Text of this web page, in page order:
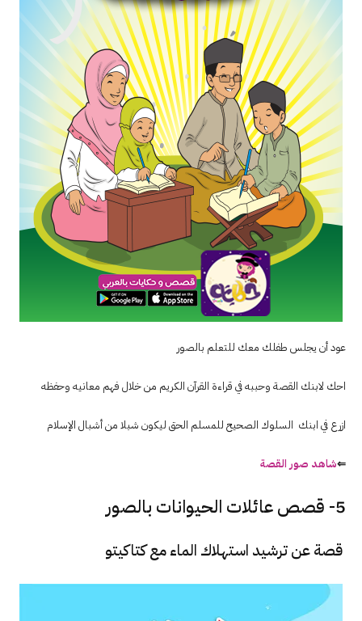
عود أن يجلس طفلك معك للتعلم بالصور
احك لابنك القصة وحببه في قراءة القرآن الكريم من خلال فهم معانيه وحفظه
ازرع في ابنك السلوك الصحيح للمسلم الحق ليكون شبلا من أشبال الإسلام
⇐شاهد صور القصة
5- قصص عائلات الحيوانات بالصور
قصة عن ترشيد استهلاك الماء مع كتاكيتو